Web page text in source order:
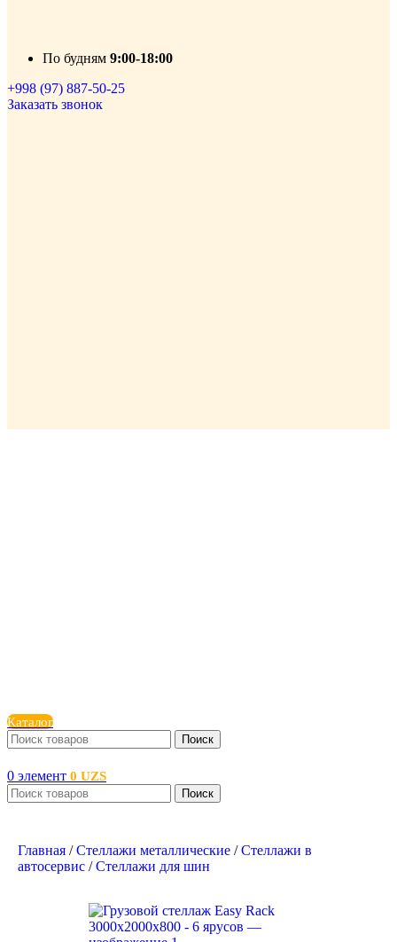
По будням 9:00-18:00
+998 (97) 887-50-25
Заказать звонок
Каталог
Поиск
0 элемент 0 UZS
Поиск
Главная / Стеллажи металлические / Стеллажи в
автосервис / Cтеллажи для шин